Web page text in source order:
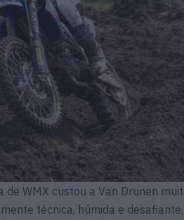
WMX custou a Van Drunen
técnica, húmida e